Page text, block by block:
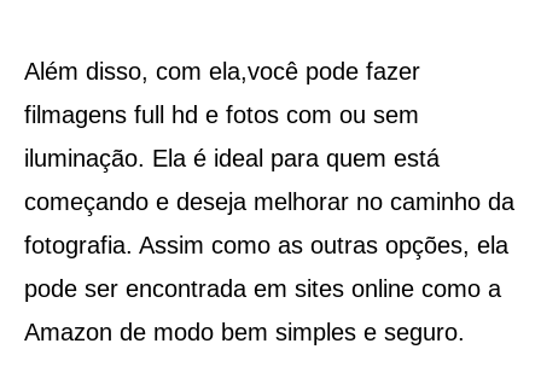
Além disso, com ela,você pode fazer
filmagens full hd e fotos com ou sem
iluminação. Ela é ideal para quem está
começando e deseja melhorar no caminho da
fotografia. Assim como as outras opções, ela
pode ser encontrada em sites online como a
Amazon de modo bem simples e seguro.